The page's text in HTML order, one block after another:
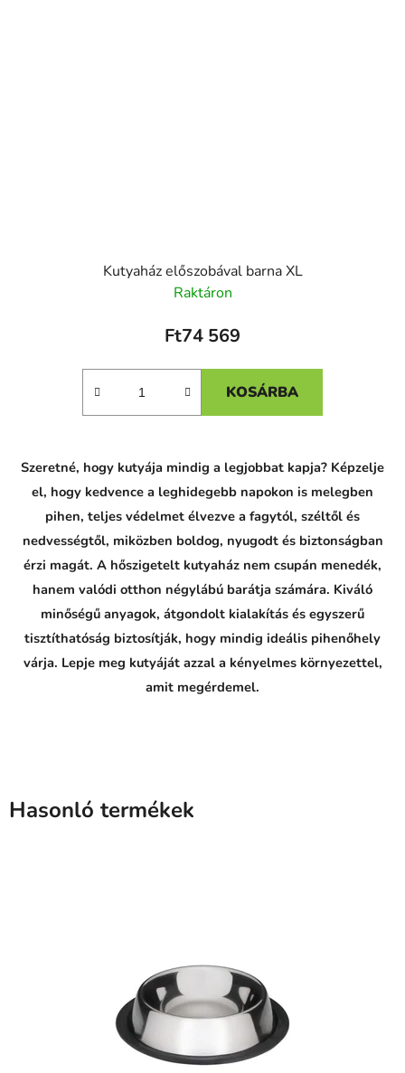
Kutyaház előszobával barna XL
Raktáron
Ft74 569
KOSÁRBA
Szeretné, hogy kutyája mindig a legjobbat kapja? Képzelje
el, hogy kedvence a leghidegebb napokon is melegben
pihen, teljes védelmet élvezve a fagytól, széltől és
nedvességtől, miközben boldog, nyugodt és biztonságban
érzi magát. A hőszigetelt kutyaház nem csupán menedék,
hanem valódi otthon négylábú barátja számára. Kiváló
minőségű anyagok, átgondolt kialakítás és egyszerű
tisztíthatóság biztosítják, hogy mindig ideális pihenőhely
várja. Lepje meg kutyáját azzal a kényelmes környezettel,
amit megérdemel.
Hasonló termékek